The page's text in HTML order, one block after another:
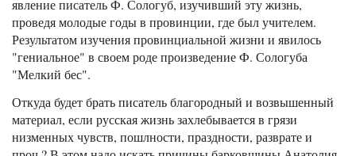
явление писатель Ф. Сологуб, изучивший эту жизнь,
проведя молодые годы в провинции, где был учителем.
Результатом изучения провинциальной жизни и явилось
"гениальное" в своем роде произведение Ф. Сологуба
"Мелкий бес".
Откуда будет брать писатель благородный и возвышенный
материал, если русская жизнь захлебывается в грязи
низменных чувств, пошлности, праздности, разврате и